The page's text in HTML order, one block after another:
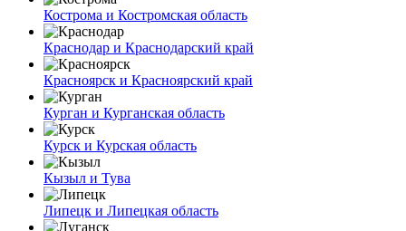
Кострома и Костромская область
Краснодар и Краснодарский край
Красноярск и Красноярский край
Курган и Курганская область
Курск и Курская область
Кызыл и Тува
Липецк и Липецкая область